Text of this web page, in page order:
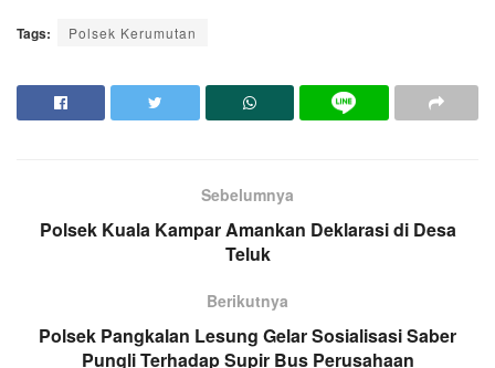
Tags: Polsek Kerumutan
Sebelumnya
Polsek Kuala Kampar Amankan Deklarasi di Desa
Teluk
Berikutnya
Polsek Pangkalan Lesung Gelar Sosialisasi Saber
Pungli Terhadap Supir Bus Perusahaan